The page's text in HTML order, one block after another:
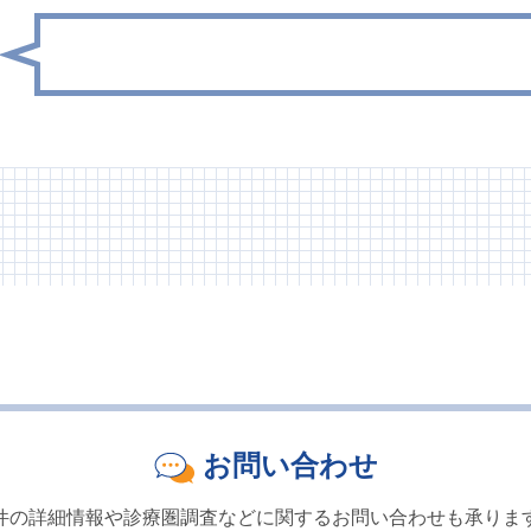
お問い合わせ
の詳細情報や診療圏調査などに関するお問い合わせも承りま